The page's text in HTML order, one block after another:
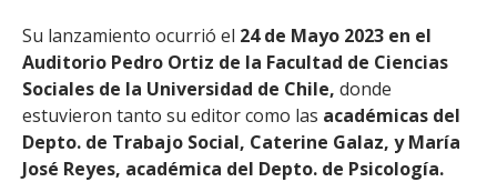
Su lanzamiento ocurrió el 24 de Mayo 2023 en el
Auditorio Pedro Ortiz de la Facultad de Ciencias
Sociales de la Universidad de Chile, donde
estuvieron tanto su editor como las académicas del
Depto. de Trabajo Social, Caterine Galaz, y María
José Reyes, académica del Depto. de Psicología.